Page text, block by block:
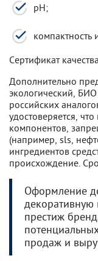
pH;
компактность
Сертификат
Дополнительно
экологический,
российских
удостоверяется,
компонентов,
(например, sls,
ингредиентов
происхождение.
Оформление
декоративную
престиж
продаж и